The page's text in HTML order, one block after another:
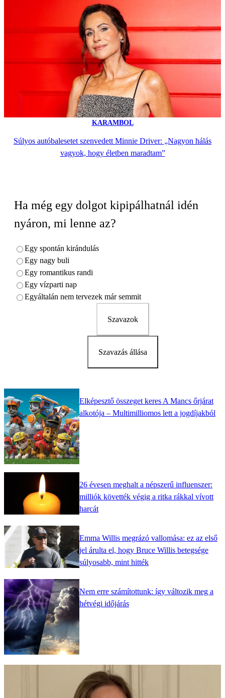
KARAMBOL
Súlyos autóbalesetet szenvedett Minnie Driver: „Nagyon hálás
vagyok, hogy életben maradtam”
Ha még egy dolgot kipipálhatnál idén
nyáron, mi lenne az?
Egy spontán kirándulás
Egy nagy buli
Egy romantikus randi
Egy vízparti nap
Egyáltalán nem tervezek már semmit
Szavazok
Szavazás állása
Elképesztő összeget keres A Mancs őrjárat
alkotója – Multimilliomos lett a jogdíjakból
26 évesen meghalt a népszerű influenszer:
milliók követték végig a ritka rákkal vívott
harcát
Emma Willis megrázó vallomása: ez az első
jel árulta el, hogy Bruce Willis betegsége
súlyosabb, mint hitték
Nem erre számítottunk: így változik meg a
hétvégi időjárás